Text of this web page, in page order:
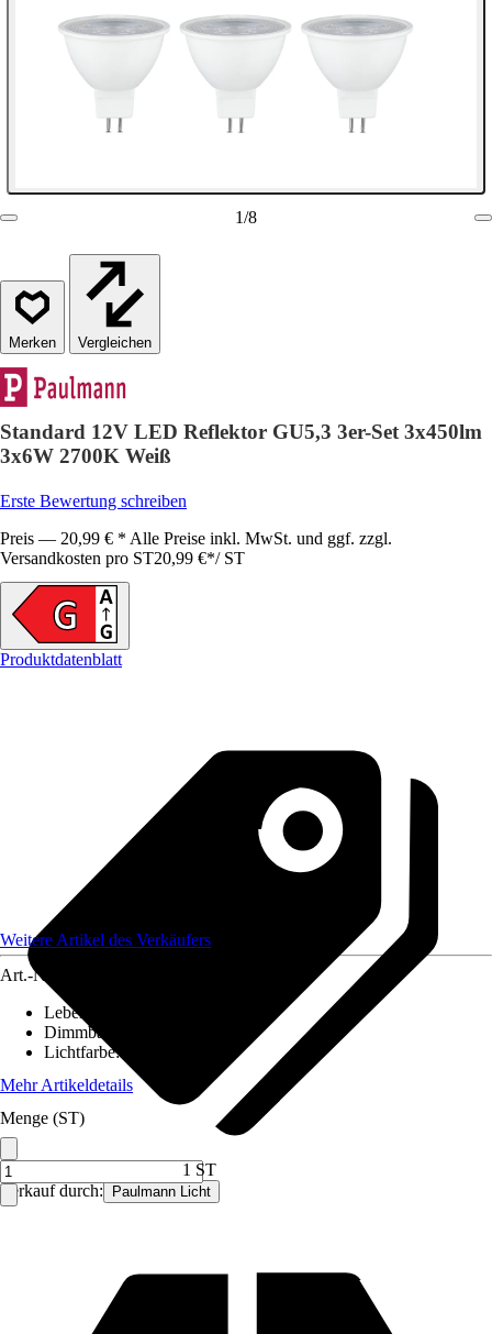
1/8
Vergleichen
Standard 12V LED Reflektor GU5,3 3er-Set 3x450lm
3x6W 2700K Weiß
Erste Bewertung schreiben
Preis — 20,99 € * Alle Preise inkl. MwSt. und ggf. zzgl.
Versandkosten pro ST20,99 €*/ ST
Produktdatenblatt
Verkauf durch: Paulmann Licht
Weitere Artikel des Verkäufers
Art.-Nr.
Lebensdauer
Dimmbar
Lichtfarbe:
Mehr Artikeldetails
Menge (ST)
1 ST